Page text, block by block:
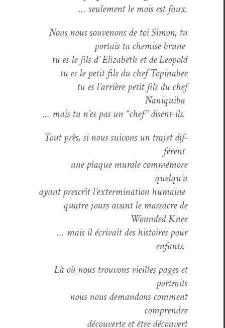
… seule­ment le mois est faux.
Nous nous sou­venons de toi Simon, tu
por­tais ta chemise brune
tu es le fils d’ Eliz­a­beth et de Leopold
tu es le petit fils du chef Topinabee
tu es l’arrière petit fils du chef
Naniquiba
… mais tu n’es pas un “chef” disent-ils.
Tout près, si nous suiv­ons un tra­jet dif­
férent
une plaque murale com­mé­more
quelqu’u
ayant pre­scrit l’extermination humaine
qua­tre jours avant le mas­sacre de
Wound­ed Knee
… mais il écrivait des his­toires pour
enfants.
Là où nous trou­vons vieilles pages et
portraits
nous nous deman­dons com­ment
comprendre
décou­verte et être découvert